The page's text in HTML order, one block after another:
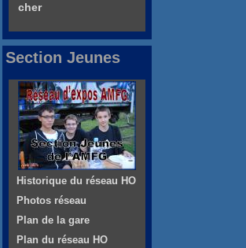
cher
Section Jeunes
Historique du réseau HO
Photos réseau
Plan de la gare
Plan du réseau HO